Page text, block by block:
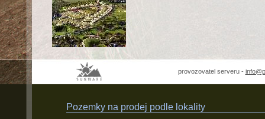
provozovatel serveru -
Pozemky na prodej podle lokality